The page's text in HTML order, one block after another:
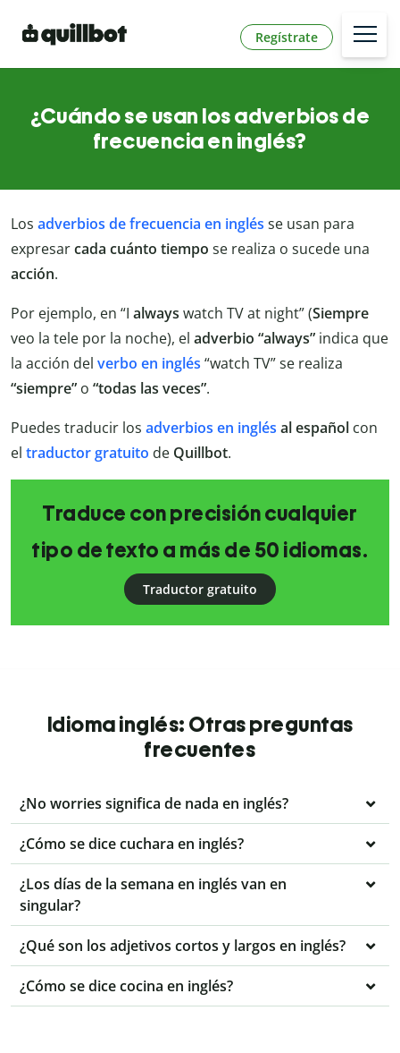
Regístrate
¿Cuándo se usan los adverbios de
frecuencia en inglés?
Los adverbios de frecuencia en inglés se usan para
expresarcada cuánto tiempo se realiza o sucede una
acción.
Por ejemplo, en “I always watch TV at night” (Siempre
veo la tele por la noche), el adverbio “always” indica que
la acción del verbo en inglés “watch TV” se realiza
“siempre” o “todas las veces”.
Puedes traducir los adverbios en inglés al español con
el traductor gratuito de Quillbot.
Traduce con precisión cualquier
tipo de texto a más de 50 idiomas.
Traductor gratuito
Idioma inglés: Otras preguntas
frecuentes
¿No worries significa de nada en inglés?
¿Cómo se dice cuchara en inglés?
¿Los días de la semana en inglés van en
singular?
¿Qué son los adjetivos cortos y largos en inglés?
¿Cómo se dice cocina en inglés?